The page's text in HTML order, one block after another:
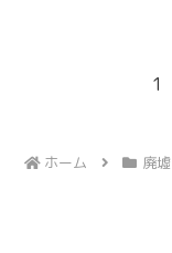
1
ホーム 廃墟